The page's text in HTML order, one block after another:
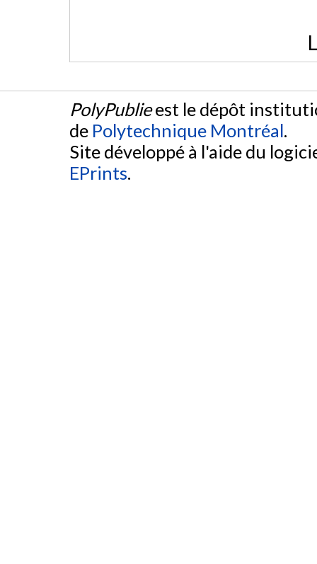
PolyPublieest le dépôt
de Polytechnique Montréal.
Site développé à l'aide du
EPrints.